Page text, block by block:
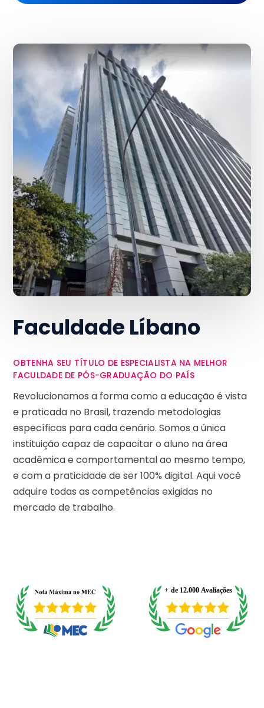
Faculdade Líbano
OBTENHA SEU TÍTULO DE ESPECIALISTA NA MELHOR
FACULDADE DE PÓS-GRADUAÇÃO DO PAÍS
Revolucionamos a forma como a educação é vista
e praticada no Brasil, trazendo metodologias
específicas para cada cenário. Somos a única
instituição capaz de capacitar o aluno na área
acadêmica e comportamental ao mesmo tempo,
e com a praticidade de ser 100% digital. Aqui você
adquire todas as competências exigidas no
mercado de trabalho.